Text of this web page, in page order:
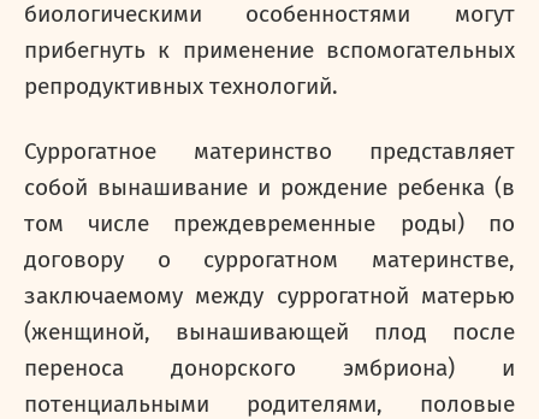
биологическими особенностями могут
прибегнуть к применение вспомогательных
репродуктивных технологий.
Суррогатное материнство представляет
собой вынашивание и рождение ребенка (в
том числе преждевременные роды) по
договору о суррогатном материнстве,
заключаемому между суррогатной матерью
(женщиной, вынашивающей плод после
переноса донорского эмбриона) и
потенциальными родителями, половые